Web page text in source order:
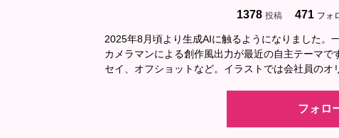
1378 投稿 471 フォ
2025年8月頃より生成AIに触るようになりました。
カメラマンによる創作風出力が最近の自主テーマ
セイ、オフショットなど。イラストでは会社員のオ
フォロ